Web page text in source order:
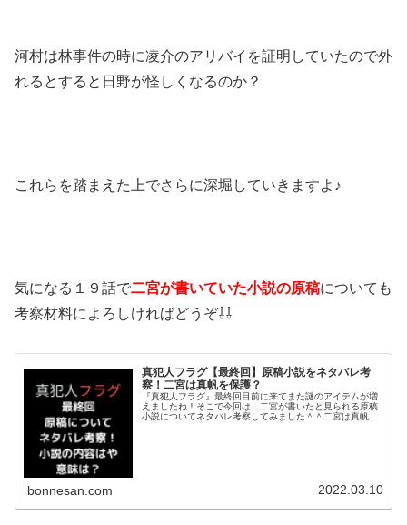
河村は林事件の時に凌介のアリバイを証明していたので外
れるとすると日野が怪しくなるのか？
これらを踏まえた上でさらに深堀していきますよ♪
気になる１９話で二宮が書いていた小説の原稿についても
考察材料によろしければどうぞ⇩⇩
真犯人フラグ【最終回】原稿小説をネタバレ考
察！二宮は真帆を保護？
『真犯人フラグ』最終回目前に来てまた謎のアイテムが増
えましたね！そこで今回は、二宮が書いたと見られる原稿
小説についてネタバレ考察してみました＾＾二宮は真帆を
bonnesan.com 2022.03.10